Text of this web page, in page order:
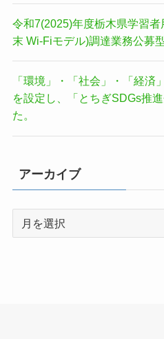
令和7(2025)年度栃木県学習
末 Wi-Fiモデル)調達業務公募
「環境」・「社会」・「経済
を設定し、「とちぎSDGs推
た。
アーカイブ